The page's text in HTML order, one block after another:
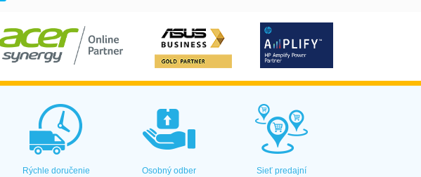
Rýchle doručenie Osobný odber Sieť predajní